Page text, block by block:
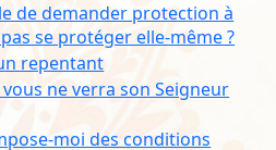
de demander protection à
se protéger elle-même ?
repentant
ne verra son Seigneur
moi des conditions